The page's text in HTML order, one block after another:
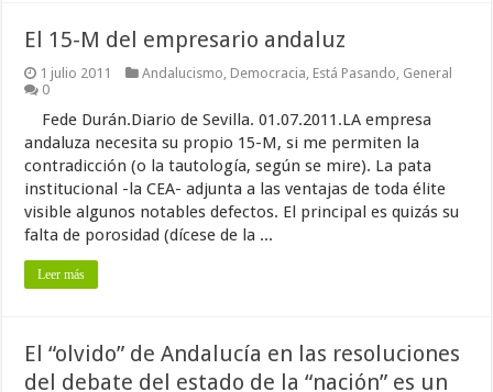
El 15-M del empresario andaluz
1 julio 2011 Andalucismo, Democracia, Está Pasando, General
0
Fede Durán.Diario de Sevilla. 01.07.2011.LA empresa
andaluza necesita su propio 15-M, si me permiten la
contradicción (o la tautología, según se mire). La pata
institucional -la CEA- adjunta a las ventajas de toda élite
visible algunos notables defectos. El principal es quizás su
falta de porosidad (dícese de la ...
Leer más
El “olvido” de Andalucía en las resoluciones
del debate del estado de la “nación” es un